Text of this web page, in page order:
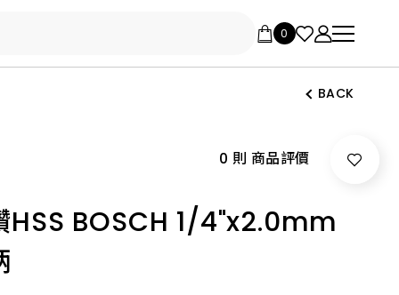
BACK
0 則 商品評價
HSS BOSCH 1/4"x2.0mm